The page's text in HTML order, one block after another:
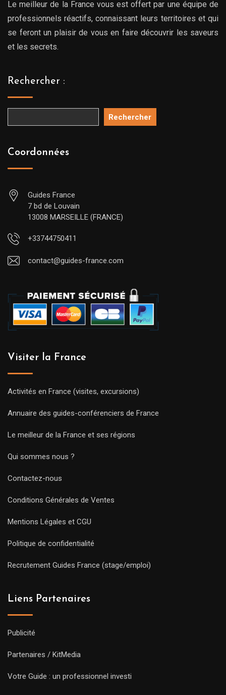
Le meilleur de la France vous est offert par une équipe de
professionnels réactifs, connaissant leurs territoires et qui
se feront un plaisir de vous en faire découvrir les saveurs
et les secrets.
Rechercher :
Rechercher
Coordonnées
Guides France
7 bd de Louvain
13008 MARSEILLE (FRANCE)
+33744750411
contact@guides-france.com
Visiter la France
Activités en France (visites, excursions)
Annuaire des guides-conférenciers de France
Le meilleur de la France et ses régions
Qui sommes nous ?
Contactez-nous
Conditions Générales de Ventes
Mentions Légales et CGU
Politique de confidentialité
Recrutement Guides France (stage/emploi)
Liens Partenaires
Publicité
Partenaires / KitMedia
Votre Guide : un professionnel investi